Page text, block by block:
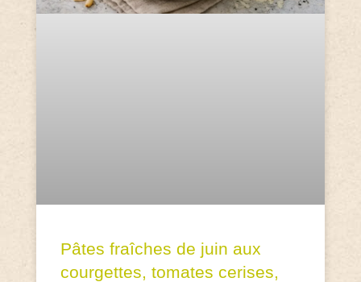
Pâtes fraîches de juin aux
courgettes, tomates cerises,